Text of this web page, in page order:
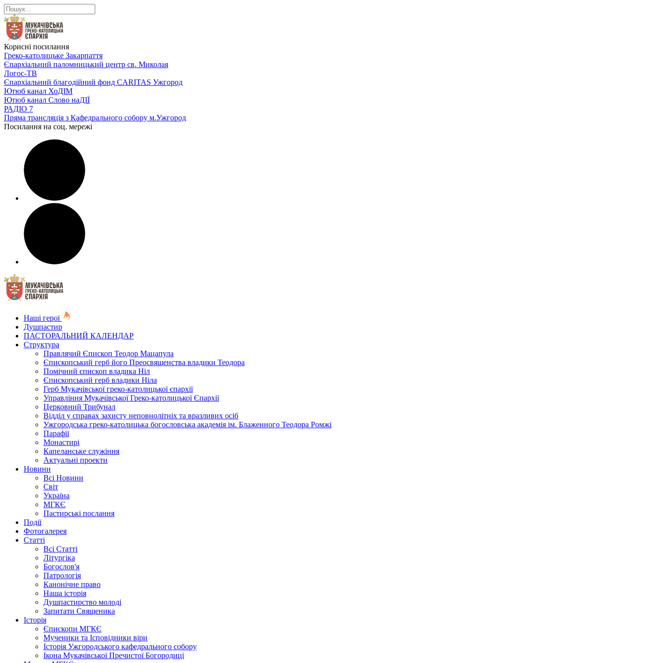
Корисні посилання
Греко-католицьке Закарпаття
Єпархіальний паломницький центр св. Миколая
Логос-ТВ
Єпархіальний благодійний фонд CARITAS Ужгород
Ютюб канал ХоДІМ
Ютюб канал Слово наДІЇ
РАДІО 7
Пряма трансляція з Кафедрального собору м.Ужгород
Посилання на соц. мережі
Наші герої
Душпастир
ПАСТОРАЛЬНИЙ КАЛЕНДАР
Структура
Правлячий Єпископ Теодор Мацапула
Єпископський герб його Преосвященства владики Теодора
Помічний єпископ владика Ніл
Єпископський герб владики Ніла
Герб Мукачівської греко-католицької єпархії
Управління Мукачівської Греко-католицької Єпархії
Церковний Трибунал
Відділ у справах захисту неповнолітніх та вразливих осіб
Ужгородська греко-католицька богословська академія ім. Блаженного Теодора Ромжі
Парафії
Монастирі
Капеланське служіння
Актуальні проекти
Новини
Всі Новини
Світ
Україна
МГКЄ
Пастирські послання
Події
Фотогалерея
Статті
Всі Статті
Літургіка
Богослов'я
Патрологія
Канонічне право
Наша історія
Душпастирство молоді
Запитати Священика
Історія
Єпископи МГКЄ
Мученики та Ісповідники віри
Історія Ужгородського кафедрального собору
Ікона Мукачівської Пречистої Богородиці